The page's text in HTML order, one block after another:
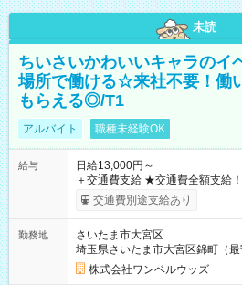
未読
ちいさいかわいいキャラのイ
場所で働ける☆来社不要！働
もらえる◎/T1
アルバイト 職種未経験OK
給与
日給13,000円～
＋交通費支給 ★交通費全額支給！ ┗案件により規定あり ★日払
いOK！（規定あり） ┗働いたそ
ンビニATMから 日払い分を引き落とせます
交通費別途支給あり
勤務地
さいたま市大宮区
埼玉県さいたま市大宮区錦町（最
株式会社ワンベルウッズ